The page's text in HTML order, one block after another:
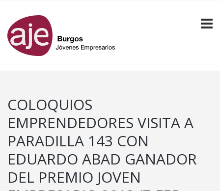
COLOQUIOS
EMPRENDEDORES VISITA A
PARADILLA 143 CON
EDUARDO ABAD GANADOR
DEL PREMIO JOVEN